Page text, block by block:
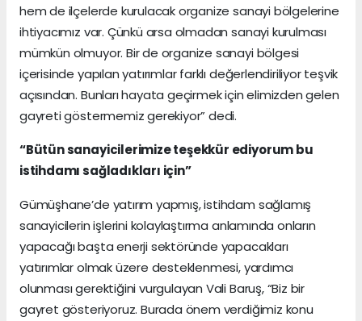
hem de ilçelerde kurulacak organize sanayi bölgelerine
ihtiyacımız var. Çünkü arsa olmadan sanayi kurulması
mümkün olmuyor. Bir de organize sanayi bölgesi
içerisinde yapılan yatırımlar farklı değerlendiriliyor teşvik
açısından. Bunları hayata geçirmek için elimizden gelen
gayreti göstermemiz gerekiyor” dedi.
“Bütün sanayicilerimize teşekkür ediyorum bu
istihdamı sağladıkları için”
Gümüşhane’de yatırım yapmış, istihdam sağlamış
sanayicilerin işlerini kolaylaştırma anlamında onların
yapacağı başta enerji sektöründe yapacakları
yatırımlar olmak üzere desteklenmesi, yardımcı
olunması gerektiğini vurgulayan Vali Baruş, “Biz bir
gayret gösteriyoruz. Burada önem verdiğimiz konu